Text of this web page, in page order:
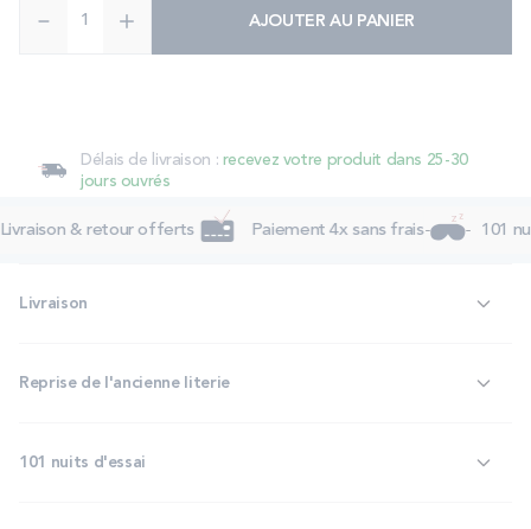
AJOUTER AU PANIER
Délais de livraison : recevez votre produit dans 25-30
jours ouvrés
& retour offerts Paiement 4x sans frais 101
Livraison
Reprise de l'ancienne literie
101 nuits d'essai